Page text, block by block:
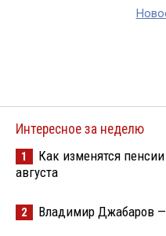
Интересное за неделю
1
Как изменятся
августа
2 Владимир Джабаров